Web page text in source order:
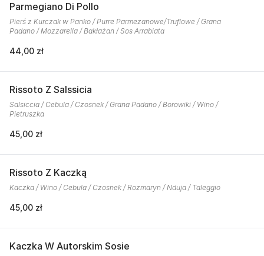
Parmegiano Di Pollo
Pierś z Kurczak w Panko / Purre Parmezanowe/Truflowe / Grana
Padano / Mozzarella / Bakłażan / Sos Arrabiata
44,00 zł
Rissoto Z Salssicia
Salsiccia / Cebula / Czosnek / Grana Padano / Borowiki / Wino /
Pietruszka
45,00 zł
Rissoto Z Kaczką
Kaczka / Wino / Cebula / Czosnek / Rozmaryn / Nduja / Taleggio
45,00 zł
Kaczka W Autorskim Sosie